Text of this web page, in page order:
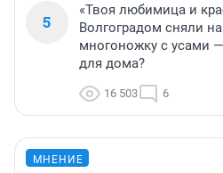
5
«Твоя любимица и
Волгоградом сняли
многоножку с усами
для дома?
16 503 6
МНЕНИЕ